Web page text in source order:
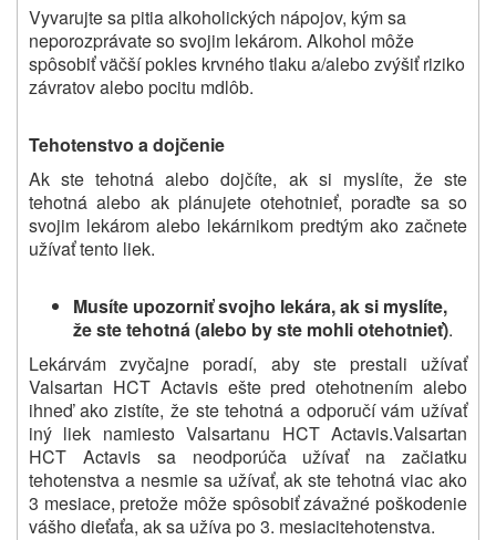
Vyvarujte sa pitia alkoholických nápojov, kým sa
neporozprávate so svojim lekárom. Alkohol môže
spôsobiť väčší pokles krvného tlaku a/alebo zvýšiť riziko
závratov alebo pocitu mdlôb.
Tehotenstvo a dojčenie
Ak ste tehotná alebo dojčíte, ak si myslíte, že ste
tehotná alebo ak plánujete otehotnieť, poraďte sa so
svojim lekárom alebo lekárnikom predtým ako začnete
užívať tento liek.
Musíte upozorniť svojho lekára, aksi myslíte,
že stetehotná(alebo by ste mohliotehotnieť).
Lekárvám zvyčajne poradí, aby steprestali užívať
Valsartan HCT Actavis ešte pred otehotnením alebo
ihneď ako zistíte, že ste tehotná a odporučí vám užívať
iný liek namiestoValsartanu HCT Actavis.Valsartan
HCT Actavis sa neodporúčaužívať na začiatku
tehotenstva anesmie saužívať, ak ste tehotná viac ako
3 mesiace, pretože môže spôsobiť závažné poškodenie
vášho dieťaťa, ak sa užíva po 3. mesiacitehotenstva.